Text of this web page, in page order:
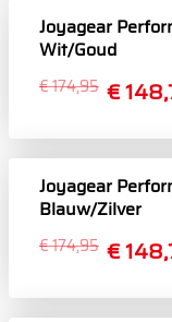
Joyagear
Wit/Goud
€
€ 174,95
Joyagear
Blauw/Zilver
€
€ 174,95